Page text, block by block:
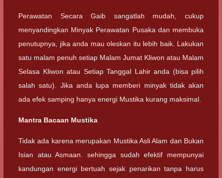
Perawatan Secara Gaib sangatlah mudah, cukup
menyandingkan Minyak Perawatan Pusaka dan membuka
penutupnya, jika anda mau oleskan itu lebih baik. Lakukan
satu malam penuh setiap Malam Jumat Kliwon atau Malam
Selasa Kliwon atau Setiap Tanggal Lahir anda (bisa pilih
salah satu). Jika anda lupa memberi minyak tidak akan
ada efek samping hanya energi Mustika kurang maksimal.
Mantra Bacaan Mustika
Tidak ada karena merupakan Mustika Asli Alam dan Bukan
Isian atau Asmaan. sehingga sudah efektif mempunyai
kandungan energi bertuah sejak penarikan tanpa harus